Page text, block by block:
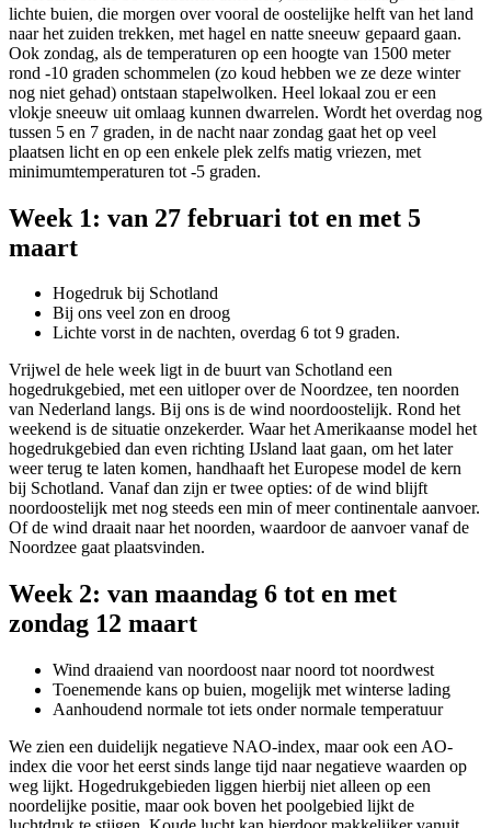
lichte buien, die morgen over vooral de oostelijke helft van het land
naar het zuiden trekken, met hagel en natte sneeuw gepaard gaan.
Ook zondag, als de temperaturen op een hoogte van 1500 meter
rond -10 graden schommelen (zo koud hebben we ze deze winter
nog niet gehad) ontstaan stapelwolken. Heel lokaal zou er een
vlokje sneeuw uit omlaag kunnen dwarrelen. Wordt het overdag nog
tussen 5 en 7 graden, in de nacht naar zondag gaat het op veel
plaatsen licht en op een enkele plek zelfs matig vriezen, met
minimumtemperaturen tot -5 graden.
Week 1: van 27 februari tot en met 5
maart
Hogedruk bij Schotland
Bij ons veel zon en droog
Lichte vorst in de nachten, overdag 6 tot 9 graden.
Vrijwel de hele week ligt in de buurt van Schotland een
hogedrukgebied, met een uitloper over de Noordzee, ten noorden
van Nederland langs. Bij ons is de wind noordoostelijk. Rond het
weekend is de situatie onzekerder. Waar het Amerikaanse model het
hogedrukgebied dan even richting IJsland laat gaan, om het later
weer terug te laten komen, handhaaft het Europese model de kern
bij Schotland. Vanaf dan zijn er twee opties: of de wind blijft
noordoostelijk met nog steeds een min of meer continentale aanvoer.
Of de wind draait naar het noorden, waardoor de aanvoer vanaf de
Noordzee gaat plaatsvinden.
Week 2: van maandag 6 tot en met
zondag 12 maart
Wind draaiend van noordoost naar noord tot noordwest
Toenemende kans op buien, mogelijk met winterse lading
Aanhoudend normale tot iets onder normale temperatuur
We zien een duidelijk negatieve NAO-index, maar ook een AO-
index die voor het eerst sinds lange tijd naar negatieve waarden op
weg lijkt. Hogedrukgebieden liggen hierbij niet alleen op een
noordelijke positie, maar ook boven het poolgebied lijkt de